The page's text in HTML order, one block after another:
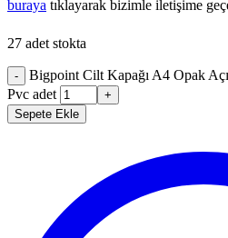
buraya tıklayarak bizimle iletişime
27 adet stokta
-
Bigpoint Cilt Kapağı A4 Opak
Pvc adet
+
Sepete Ekle